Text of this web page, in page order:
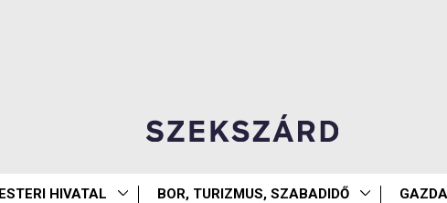
HIVATAL BOR, TURIZMUS, SZABADIDŐ